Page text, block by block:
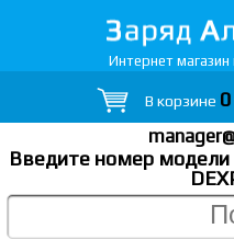
Интернет магазин
В корзине 0
Введите номер модели